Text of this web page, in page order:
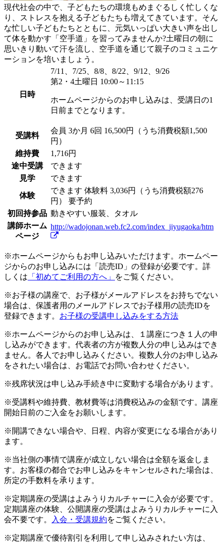
現代社会の中で、子どもたちの環境もめまぐるしく忙しくな
り、ストレスを抱える子どもたちも増えてきています。そん
な忙しい子どもたちとともに、元気いっぱい大きい声を出し
て体を動かす「空手道」を習ってみませんか?土曜日の朝に
思いきり動いて汗を流し、空手道を通じて親子のコミュニケ
ーションを培いましょう。
日時
7/11、7/25、8/8、8/22、9/12、9/26
第2・4土曜日 10:00～11:15
ホームページからのお申し込みは、受講日の1
日前までとなります。
受講料
会員 3か月 6回 16,500円（うち消費税額1,500
円）
維持費
1,716円
途中受講
できます
見学
できます
体験
できます 体験料 3,036円（うち消費税額276
円） 要予約
初回持参品 動きやすい服装、タオル
講師ホーム
ページ
http://wadojonan.web.fc2.com/index_jiyugaoka/htm
※ホームページからもお申し込みいただけます。ホームペー
ジからのお申し込みには「読売ID」の登録が必要です。詳
しくは 「初めてご利用の方へ」 をご覧ください。
※お子様の講座で、お子様がメールアドレスをお持ちでない
場合は、保護者用のメールアドレスでお子様用の読売IDを
登録できます。 お子様の受講申し込みをする方法
※ホームページからのお申し込みは、１講座につき１人の申
し込みができます。代表者の方が複数人分の申し込みはでき
ません。各人でお申し込みください。複数人分のお申し込み
をされたい場合は、お電話でお問い合わせください。
※残席状況は申し込み手続き中に変動する場合があります。
※受講料や維持費、教材費等は消費税込みの金額です。講座
開始日前のご入金をお願いします。
※開講できない場合や、日程、内容が変更になる場合があり
ます。
※当社側の事情で講座が成立しない場合は全額を返金しま
す。お客様の都合でお申し込みをキャンセルされた場合は、
所定の手数料を承ります。
※定期講座の受講はよみうりカルチャーに入会が必要です。
定期講座の体験、公開講座の受講はよみうりカルチャーに入
会不要です。
入会・受講規約をご覧ください。
※定期講座で優待割引を利用して申し込みされたい方は、